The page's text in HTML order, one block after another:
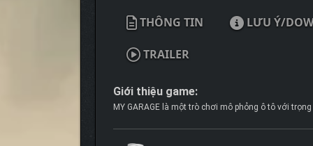
THÔNG TIN LƯU Ý/
TRAILER
Giới thiệu game:
MY GARAGE là một trò chơi mô phỏng ô tô với